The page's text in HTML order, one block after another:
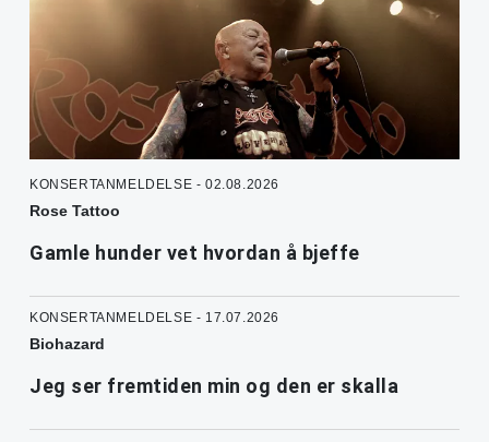
KONSERTANMELDELSE - 02.08.2026
Rose Tattoo
Gamle hunder vet hvordan å bjeffe
KONSERTANMELDELSE - 17.07.2026
Biohazard
Jeg ser fremtiden min og den er skalla